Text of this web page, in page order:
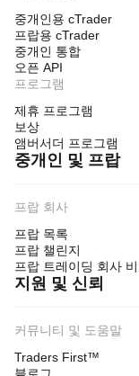
중개인용 cTrader
프랍용 cTrader
중개인 통합
오픈 API
프로그램
제휴 프로그램
보상
앰버서더 프로그램
중개인 및 프랍
프랍 회사
프랍 목록
프랍 챌린지
프랍 트레이딩 회사 비
지원 및 신뢰
커뮤니티 및 도움말
Traders First™